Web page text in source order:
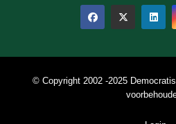
© Copyright 2002 -2025